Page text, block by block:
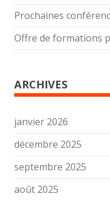
Prochaines
Offre de formations
ARCHIVES
janvier 2026
décembre 2025
septembre 2025
août 2025